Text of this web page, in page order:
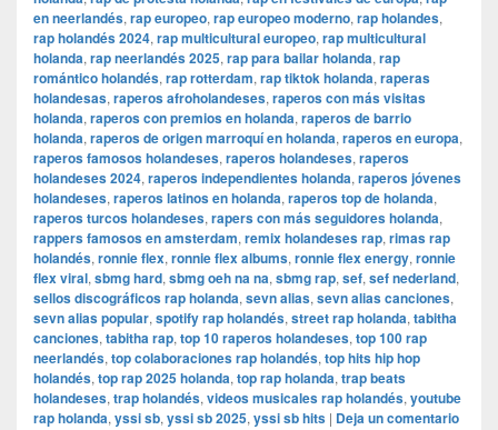
en neerlandés, rap europeo, rap europeo moderno, rap holandes,
rap holandés 2024, rap multicultural europeo, rap multicultural
holanda, rap neerlandés 2025, rap para bailar holanda, rap
romántico holandés, rap rotterdam, rap tiktok holanda, raperas
holandesas, raperos afroholandeses, raperos con más visitas
holanda, raperos con premios en holanda, raperos de barrio
holanda, raperos de origen marroquí en holanda, raperos en europa,
raperos famosos holandeses, raperos holandeses, raperos
holandeses 2024, raperos independientes holanda, raperos jóvenes
holandeses, raperos latinos en holanda, raperos top de holanda,
raperos turcos holandeses, rapers con más seguidores holanda,
rappers famosos en amsterdam, remix holandeses rap, rimas rap
holandés, ronnie flex, ronnie flex albums, ronnie flex energy, ronnie
flex viral, sbmg hard, sbmg oeh na na, sbmg rap, sef, sef nederland,
sellos discográficos rap holanda, sevn alias, sevn alias canciones,
sevn alias popular, spotify rap holandés, street rap holanda, tabitha
canciones, tabitha rap, top 10 raperos holandeses, top 100 rap
neerlandés, top colaboraciones rap holandés, top hits hip hop
holandés, top rap 2025 holanda, top rap holanda, trap beats
holandeses, trap holandés, videos musicales rap holandés, youtube
rap holanda, yssi sb, yssi sb 2025, yssi sb hits | Deja un comentario